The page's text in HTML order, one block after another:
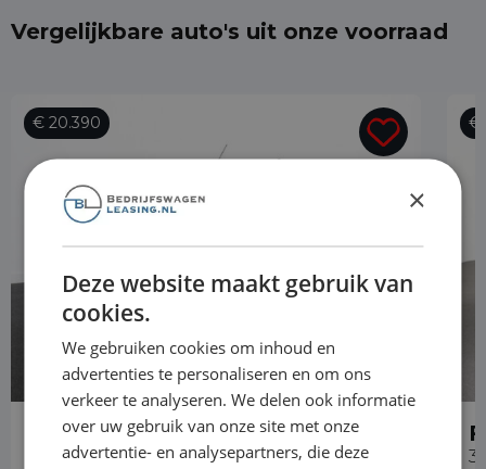
Vergelijkbare auto's uit onze voorraad
€ 20.390
Ford Transit Connect
1.5 EcoBlue Automaat L2 Trend
€
×
Deze website maakt gebruik van
cookies.
We gebruiken cookies om inhoud en
advertenties te personaliseren en om ons
verkeer te analyseren. We delen ook informatie
over uw gebruik van onze site met onze
advertentie- en analysepartners, die deze